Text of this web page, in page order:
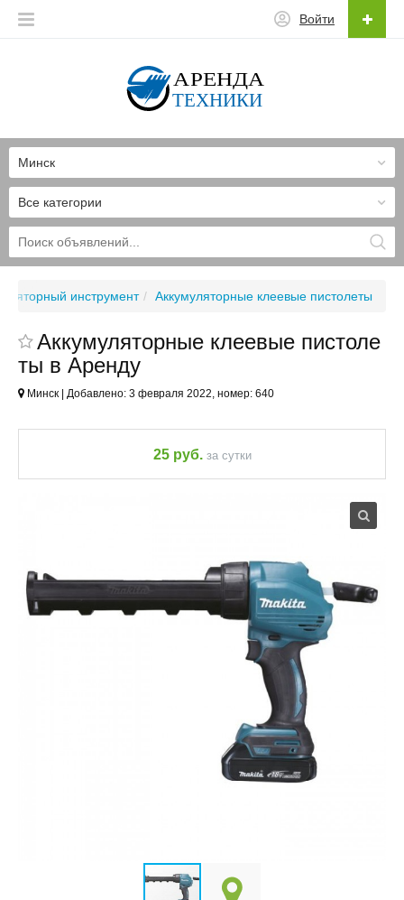
Войти
Все категории
Минск
инструмент Аккумуляторные клеевые пистолеты
Аккумуляторные клеевые пистоле
ты в Аренду
Минск | Добавлено: 3 февраля 2022, номер: 640
25 руб. за сутки